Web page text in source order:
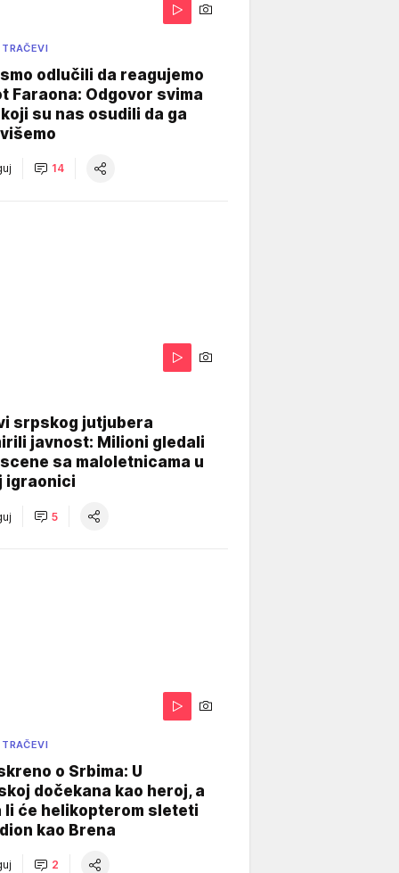
odlučili da reagujemo
Faraona: Odgovor svima
su nas osudili da ga
14
srpskog jutjubera
javnost: Milioni gledali
sa maloletnicama u
igraonici
5
o Srbima: U
dočekana kao heroj, a
li će helikopterom sleteti
kao Brena
2